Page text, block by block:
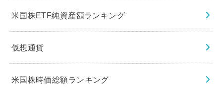
米国株ETF純資産額ランキング
仮想通貨
米国株時価総額ランキング